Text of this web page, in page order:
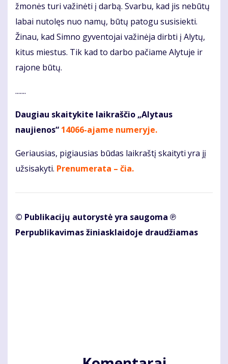
žmonės turi važinėti į darbą. Svarbu, kad jis nebūtų
labai nutolęs nuo namų, būtų patogu susisiekti.
Žinau, kad Simno gyventojai važinėja dirbti į Alytų,
kitus miestus. Tik kad to darbo pačiame Alytuje ir
rajone būtų.
.......
Daugiau skaitykite laikraščio „Alytaus
naujienos“ 14066-ajame numeryje.
Geriausias, pigiausias būdas laikraštį skaityti yra jį
užsisakyti. Prenumerata – čia.
© Publikacijų autorystė yra saugoma ℗
Perpublikavimas žiniasklaidoje draudžiamas